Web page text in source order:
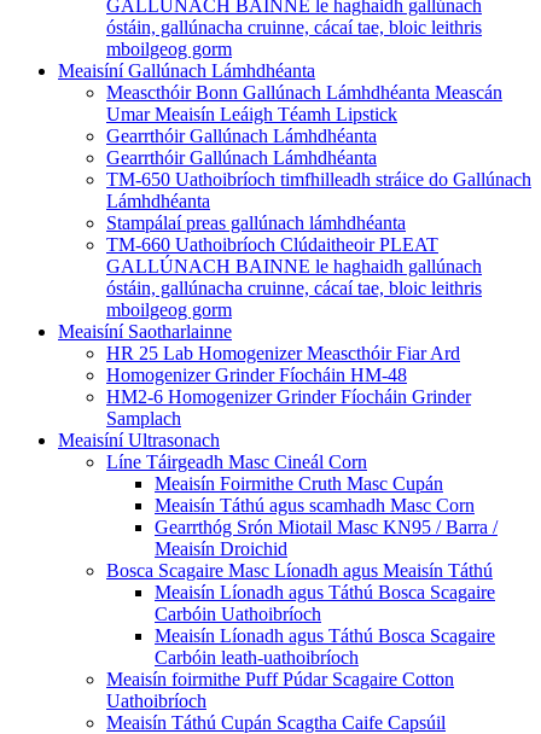
GALLÚNACH BAINNE le haghaidh gallúnach
óstáin, gallúnacha cruinne, cácaí tae, bloic leithris
mboilgeog gorm
Meaisíní Gallúnach Lámhdhéanta
Meascthóir Bonn Gallúnach Lámhdhéanta Meascán
Umar Meaisín Leáigh Téamh Lipstick
Gearrthóir Gallúnach Lámhdhéanta
Gearrthóir Gallúnach Lámhdhéanta
TM-650 Uathoibríoch timfhilleadh stráice do Gallúnach
Lámhdhéanta
Stampálaí preas gallúnach lámhdhéanta
TM-660 Uathoibríoch Clúdaitheoir PLEAT
GALLÚNACH BAINNE le haghaidh gallúnach
óstáin, gallúnacha cruinne, cácaí tae, bloic leithris
mboilgeog gorm
Meaisíní Saotharlainne
HR 25 Lab Homogenizer Meascthóir Fiar Ard
Homogenizer Grinder Fíocháin HM-48
HM2-6 Homogenizer Grinder Fíocháin Grinder
Samplach
Meaisíní Ultrasonach
Líne Táirgeadh Masc Cineál Corn
Meaisín Foirmithe Cruth Masc Cupán
Meaisín Táthú agus scamhadh Masc Corn
Gearrthóg Srón Miotail Masc KN95 / Barra /
Meaisín Droichid
Bosca Scagaire Masc Líonadh agus Meaisín Táthú
Meaisín Líonadh agus Táthú Bosca Scagaire
Carbóin Uathoibríoch
Meaisín Líonadh agus Táthú Bosca Scagaire
Carbóin leath-uathoibríoch
Meaisín foirmithe Puff Púdar Scagaire Cotton
Uathoibríoch
Meaisín Táthú Cupán Scagtha Caife Capsúil